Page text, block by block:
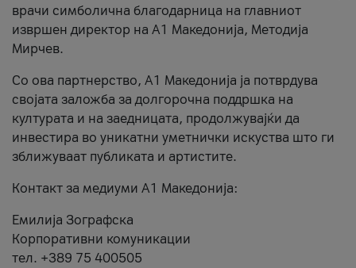
врачи симболична благодарница на главниот
извршен директор на A1 Македонија, Методија
Мирчев.
Со ова партнерство, A1 Македонија ја потврдува
својата заложба за долгорочна поддршка на
културата и на заедницата, продолжувајќи да
инвестира во уникатни уметнички искуства што ги
зближуваат публиката и артистите.
Контакт за медиуми А1 Македонија:
Емилија Зографска
Корпоративни комуникации
тел. +389 75 400505